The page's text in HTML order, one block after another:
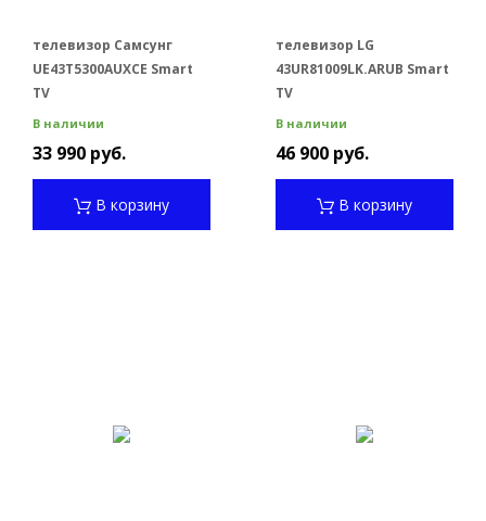
телевизор Самсунг
UE43T5300AUXCE Smart
TV
В наличии
33 990 руб.
В корзину
телевизор LG
43UR81009LK.ARUB Smart
TV
В наличии
46 900 руб.
В корзину